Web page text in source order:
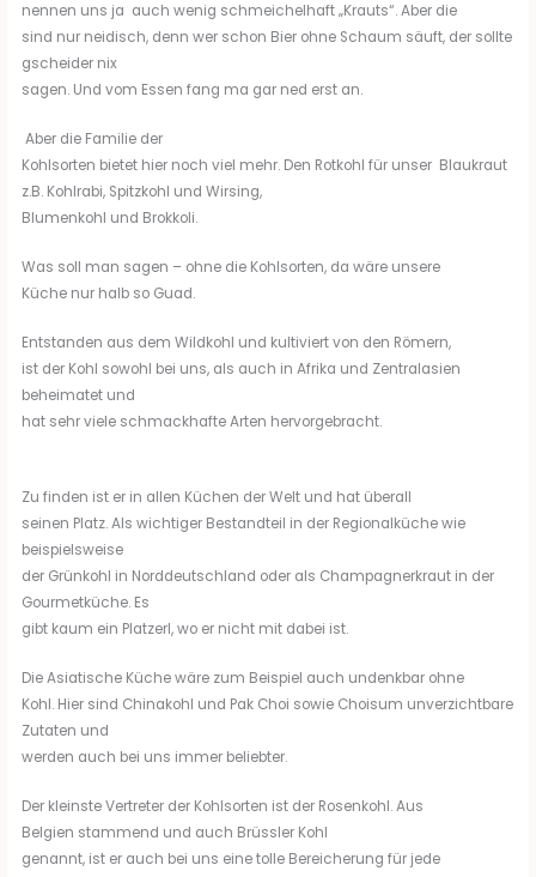
nennen uns ja auch wenig schmeichelhaft „Krauts“. Aber die
sind nur neidisch, denn wer schon Bier ohne Schaum säuft, der sollte
gscheider nix
sagen. Und vom Essen fang ma gar ned erst an.
Aber die Familie der
Kohlsorten bietet hier noch viel mehr. Den Rotkohl für unser Blaukraut
z.B. Kohlrabi, Spitzkohl und Wirsing,
Blumenkohl und Brokkoli.
Was soll man sagen – ohne die Kohlsorten, da wäre unsere
Küche nur halb so Guad.
Entstanden aus dem Wildkohl und kultiviert von den Römern,
ist der Kohl sowohl bei uns, als auch in Afrika und Zentralasien
beheimatet und
hat sehr viele schmackhafte Arten hervorgebracht.
Zu finden ist er in allen Küchen der Welt und hat überall
seinen Platz. Als wichtiger Bestandteil in der Regionalküche wie
beispielsweise
der Grünkohl in Norddeutschland oder als Champagnerkraut in der
Gourmetküche. Es
gibt kaum ein Platzerl, wo er nicht mit dabei ist.
Die Asiatische Küche wäre zum Beispiel auch undenkbar ohne
Kohl. Hier sind Chinakohl und Pak Choi sowie Choisum unverzichtbare
Zutaten und
werden auch bei uns immer beliebter.
Der kleinste Vertreter der Kohlsorten ist der Rosenkohl. Aus
Belgien stammend und auch Brüssler Kohl
genannt, ist er auch bei uns eine tolle Bereicherung für jede